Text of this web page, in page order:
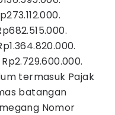
termasuk Pajak
batangan
Nomor